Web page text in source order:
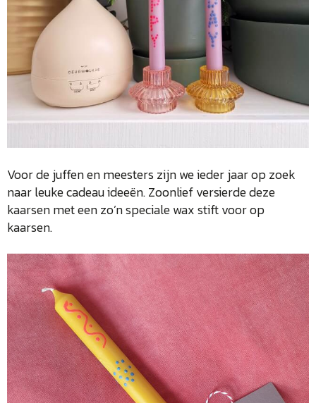
Voor de juffen en meesters zijn we ieder jaar op zoek
naar leuke cadeau ideeën. Zoonlief versierde deze
kaarsen met een zo’n speciale wax stift voor op
kaarsen.